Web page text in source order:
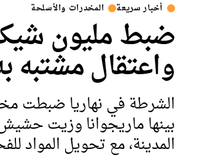
أخبار سريعة المخدرات والأسلحة
ضبط مليون
واعتقال مشتبه
الشرطة في نهاريا ضبطت
المدينة، مع تحويل المواد